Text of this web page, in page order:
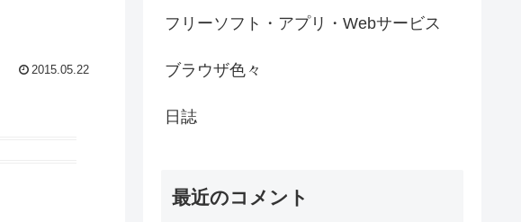
2015.05.22
フリーソフト・アプリ・Webサービス
ブラウザ色々
日誌
最近のコメント